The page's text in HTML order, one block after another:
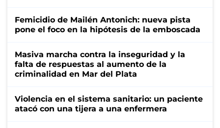
Femicidio de Mailén Antonich: nueva pista
pone el foco en la hipótesis de la emboscada
Masiva marcha contra la inseguridad y la
falta de respuestas al aumento de la
criminalidad en Mar del Plata
Violencia en el sistema sanitario: un paciente
atacó con una tijera a una enfermera